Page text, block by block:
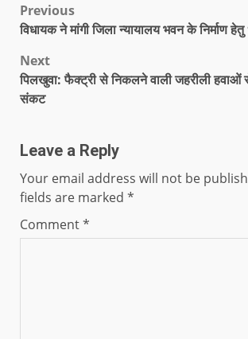
Previous
विधायक ने मांगी जिला न्यायालय भवन के निर्माण हेतु
Next
पिलखुवा: फैक्ट्री से निकलने वाली जहरीली हवाओं
संकट
Leave a Reply
Your email address will not be
fields are marked *
Comment*